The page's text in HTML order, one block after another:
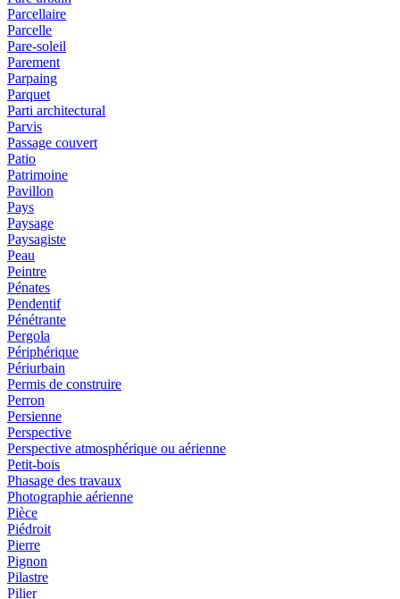
Parcellaire
Parcelle
Pare-soleil
Parement
Parpaing
Parquet
Parti architectural
Parvis
Passage couvert
Patio
Patrimoine
Pavillon
Pays
Paysage
Paysagiste
Peau
Peintre
Pénates
Pendentif
Pénétrante
Pergola
Périphérique
Périurbain
Permis de construire
Perron
Persienne
Perspective
Perspective atmosphérique ou aérienne
Petit-bois
Phasage des travaux
Photographie aérienne
Pièce
Piédroit
Pierre
Pignon
Pilastre
Pilier